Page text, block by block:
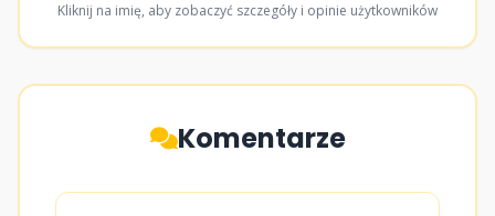
Kliknij na imię, aby zobaczyć szczegóły i opinie użytkowników
Komentarze